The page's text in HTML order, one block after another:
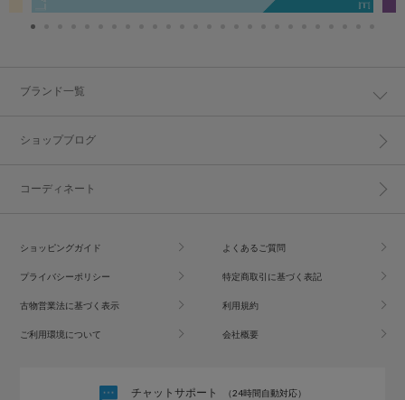
ブランド一覧
ショップブログ
コーディネート
ショッピングガイド よくあるご質問
プライバシーポリシー 特定商取引に基づく表記
古物営業法に基づく表示 利用規約
ご利用環境について 会社概要
チャットサポート （24時間自動対応）